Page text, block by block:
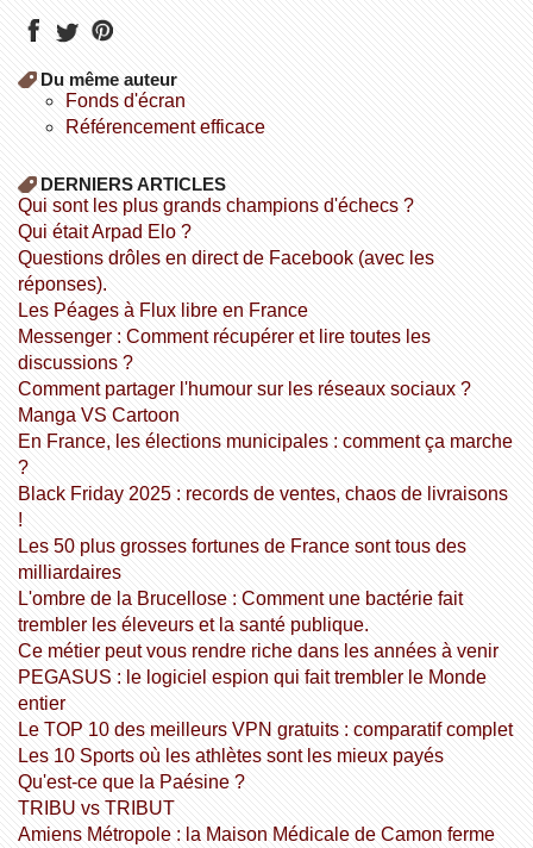
Du même auteur
fonds d'écran
référencement efficace
DERNIERS ARTICLES
Qui sont les plus grands champions d'échecs ?
Qui était Arpad Elo ?
Questions drôles en direct de Facebook (avec les
réponses).
Les Péages à Flux libre en France
Messenger : Comment récupérer et lire toutes les
discussions ?
Comment partager l'humour sur les réseaux sociaux ?
Manga VS Cartoon
En France, les élections municipales : comment ça marche
?
Black Friday 2025 : records de ventes, chaos de livraisons
!
Les 50 plus grosses fortunes de France sont tous des
milliardaires
L'ombre de la Brucellose : Comment une bactérie fait
trembler les éleveurs et la santé publique.
Ce métier peut vous rendre riche dans les années à venir
PEGASUS : le logiciel espion qui fait trembler le Monde
entier
Le TOP 10 des meilleurs VPN gratuits : comparatif complet
Les 10 Sports où les athlètes sont les mieux payés
Qu'est-ce que la Paésine ?
TRIBU vs TRIBUT
Amiens Métropole : la Maison Médicale de Camon ferme